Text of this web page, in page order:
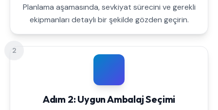
Planlama aşamasında, sevkiyat sürecini ve gerekli
ekipmanları detaylı bir şekilde gözden geçirin.
2
Adım 2: Uygun Ambalaj Seçimi